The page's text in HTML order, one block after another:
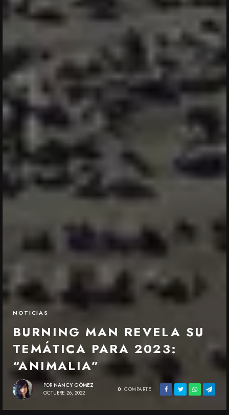
NOTICIAS
BURNING MAN REVELA SU
TEMÁTICA PARA 2023:
“ANIMALIA”
POR NANCY GÓMEZ
OCTUBRE 26, 2022
0 COMPARTE